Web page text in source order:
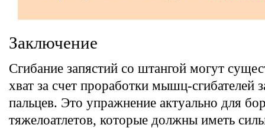
Заключение
Сгибание запястий со штангой могут
хват за счет проработки мышц-сгибателей
пальцев. Это упражнение актуально для
тяжелоатлетов, которые должны иметь